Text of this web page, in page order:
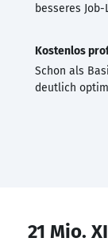
besseres Job-
Kostenlos
Schon als
deutlich
21 Mio.